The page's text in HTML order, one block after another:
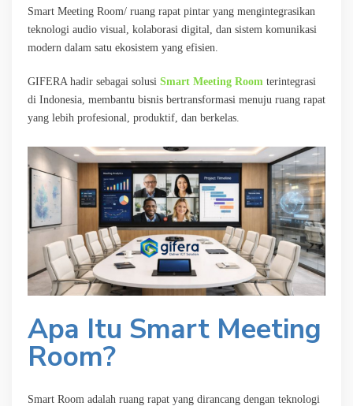
Smart Meeting Room/ ruang rapat pintar yang mengintegrasikan
teknologi audio visual, kolaborasi digital, dan sistem komunikasi
modern dalam satu ekosistem yang efisien.
GIFERA hadir sebagai solusi Smart Meeting Room terintegrasi
di Indonesia, membantu bisnis bertransformasi menuju ruang rapat
yang lebih profesional, produktif, dan berkelas.
Apa Itu Smart Meeting
Room?
Smart Room adalah ruang rapat yang dirancang dengan teknologi